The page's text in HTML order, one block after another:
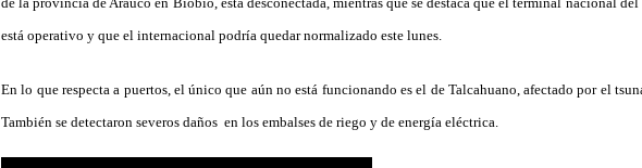
está operativo y que el internacional podría quedar normalizado este lunes.
En lo que respecta a puertos, el único que aún no está funcionando es el de Talcahuano, afectado por el
También se detectaron severos daños en los embalses de riego y de energía eléctrica.